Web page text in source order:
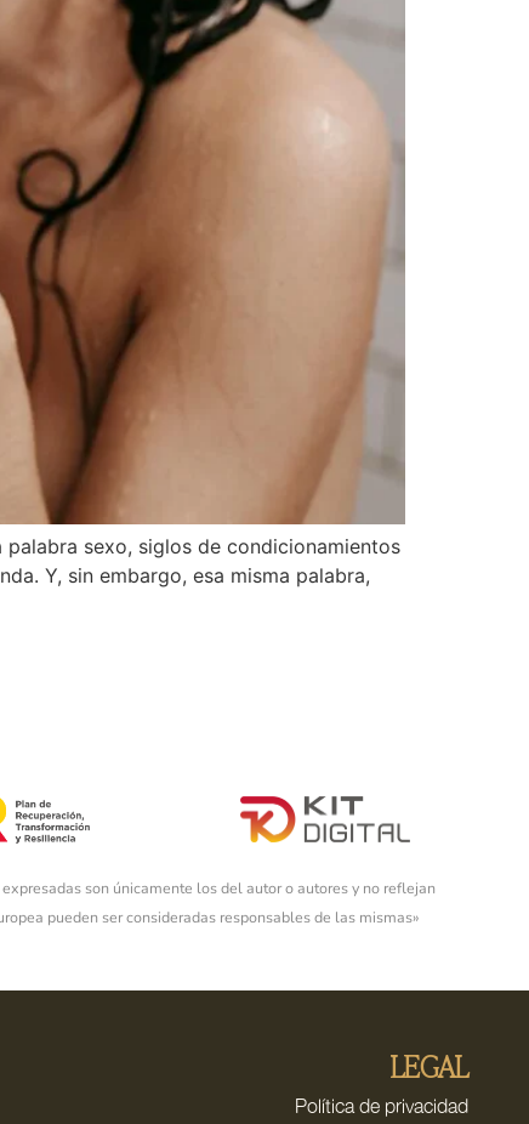
sexo, siglos de condicionamientos
Y, sin embargo, esa misma palabra,
son únicamente los del autor o autores y no reflejan
pueden ser consideradas responsables de las mismas»
LEGAL
Política de privacidad